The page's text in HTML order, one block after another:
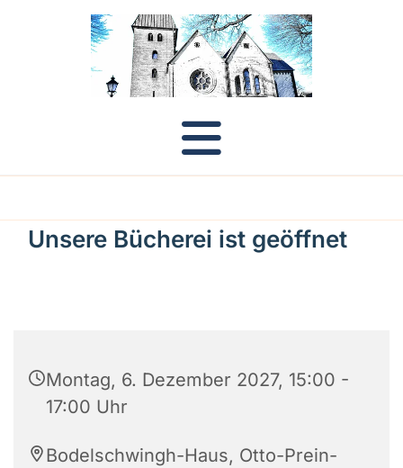
Unsere Bücherei ist geöffnet
Montag, 6. Dezember 2027, 15:00 -
17:00 Uhr
Bodelschwingh-Haus, Otto-Prein-